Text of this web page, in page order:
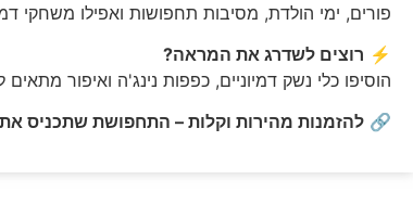
פורים, ימי הולדת, מסיבות תחפושות ואפילו משחקי
⚡ רוצים לשדרג את המראה?
הוסיפו כלי נשק דמיוניים, כפפות נינג'ה ואיפור
🔗 להזמנות מהירות וקלות – התחפושת שתכניס